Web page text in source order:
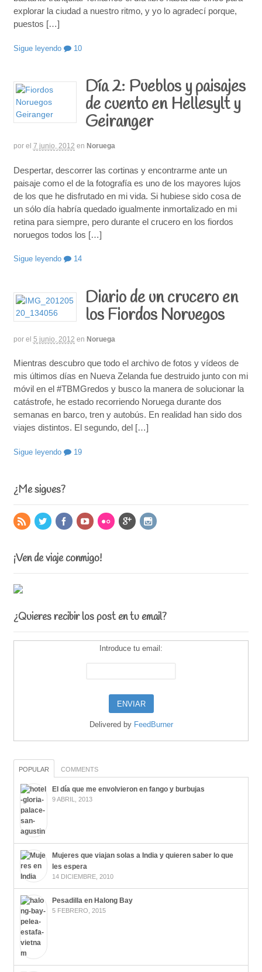
explorar la ciudad a nuestro ritmo, y yo lo agradecí porque,
puestos […]
Sigue leyendo 10
Día 2: Pueblos y paisajes
de cuento en Hellesylt y
Geiranger
por el 7 junio, 2012 en Noruega
Despertar, descorrer las cortinas y encontrarme ante un
paisaje como el de la fotografía es uno de los mayores lujos
de los que he disfrutado en mi vida. Si hubiese sido cosa de
un sólo día habría quedado igualmente inmortalizado en mi
retina para siempre, pero durante el crucero en los fiordos
noruegos todos los […]
Sigue leyendo 14
Diario de un crucero en
los Fiordos Noruegos
por el 5 junio, 2012 en Noruega
Mientras descubro que todo el archivo de fotos y vídeos de
mis últimos días en Nueva Zelanda fue destruido junto con mi
móvil en el #TBMGredos y busco la manera de solucionar la
catástrofe, he estado recorriendo Noruega durante dos
semanas en barco, tren y autobús. En realidad han sido dos
viajes distintos. El segundo, del […]
Sigue leyendo 19
¿Me sigues?
¡Ven de viaje conmigo!
¿Quieres recibir los post en tu email?
Introduce tu email:
Delivered by FeedBurner
POPULAR COMMENTS
El día que me envolvieron en fango y burbujas
9 ABRIL, 2013
Mujeres que viajan solas a India y quieren saber lo que
les espera
14 DICIEMBRE, 2010
Pesadilla en Halong Bay
5 FEBRERO, 2015